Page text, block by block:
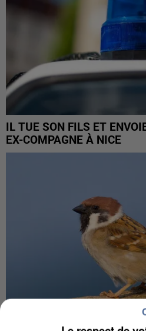
IL TUE SON FILS ET
EX-COMPAGNE À NICE